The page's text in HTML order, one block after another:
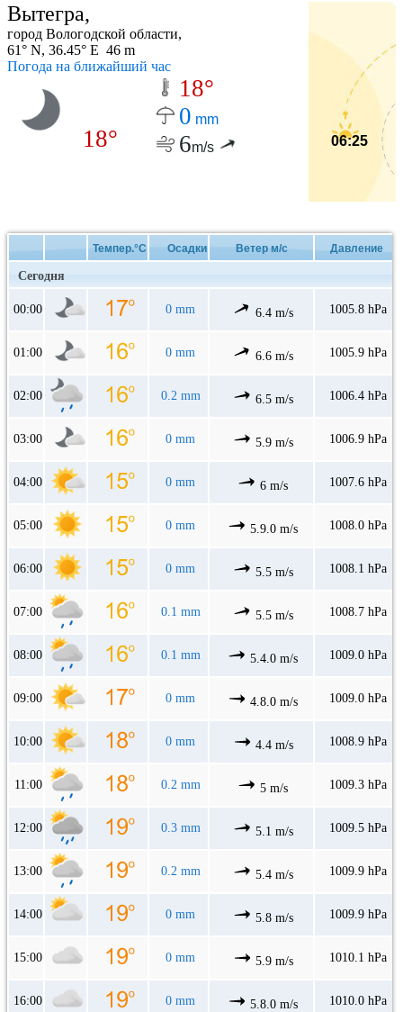
Вытегра,
город Вологодской области,
61° N, 36.45° E 46 m
Погода на ближайший час
18°
18°
0 mm
6m/s 06:25
Темпер.°C Осадки Ветер м/с Давление
Сегодня
00:00 0 mm 6.4 m/s 1005.8 hPa
01:00 0 mm 6.6 m/s 1005.9 hPa
02:00 0.2 mm 6.5 m/s 1006.4 hPa
03:00 0 mm 5.9 m/s 1006.9 hPa
04:00 0 mm 6 m/s 1007.6 hPa
05:00 0 mm 5.9.0 m/s 1008.0 hPa
06:00 0 mm 5.5 m/s 1008.1 hPa
07:00 0.1 mm 5.5 m/s 1008.7 hPa
08:00 0.1 mm 5.4.0 m/s 1009.0 hPa
09:00 0 mm 4.8.0 m/s 1009.0 hPa
10:00 0 mm 4.4 m/s 1008.9 hPa
11:00 0.2 mm 5 m/s 1009.3 hPa
12:00 0.3 mm 5.1 m/s 1009.5 hPa
13:00 0.2 mm 5.4 m/s 1009.9 hPa
14:00 0 mm 5.8 m/s 1009.9 hPa
15:00 0 mm 5.9 m/s 1010.1 hPa
16:00 0 mm 5.8.0 m/s 1010.0 hPa